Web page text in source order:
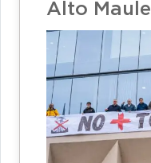
Alto Maule